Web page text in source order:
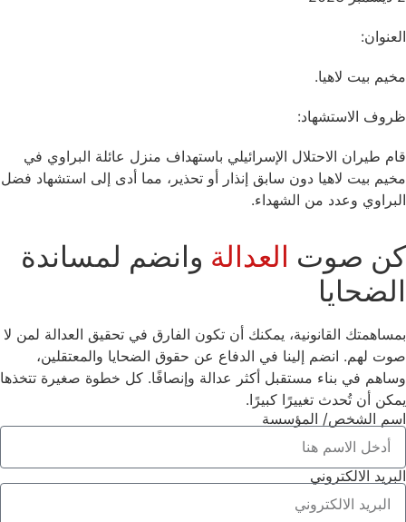
العنوان:
مخيم بيت لاهيا.
ظروف الاستشهاد:
قام طيران الاحتلال الإسرائيلي باستهداف منزل عائلة البراوي في
مخيم بيت لاهيا دون سابق إنذار أو تحذير، مما أدى إلى استشهاد فضل
البراوي وعدد من الشهداء.
كن صوت العدالة وانضم لمساندة
الضحايا
بمساهمتك القانونية، يمكنك أن تكون الفارق في تحقيق العدالة لمن لا
صوت لهم. انضم إلينا في الدفاع عن حقوق الضحايا والمعتقلين،
وساهم في بناء مستقبل أكثر عدالة وإنصافًا. كل خطوة صغيرة تتخذها
يمكن أن تُحدث تغييرًا كبيرًا.
اسم الشخص/ المؤسسة
البريد الالكتروني